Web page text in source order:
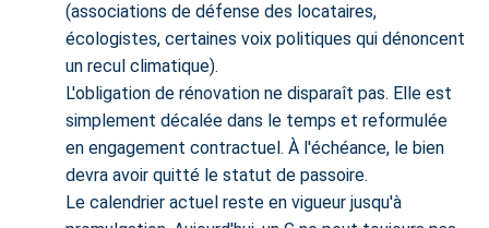
(associations de défense des locataires,
écologistes, certaines voix politiques qui dénoncent
un recul climatique).
L'obligation de rénovation ne disparaît pas. Elle est
simplement décalée dans le temps et reformulée
en engagement contractuel. À l'échéance, le bien
devra avoir quitté le statut de passoire.
Le calendrier actuel reste en vigueur jusqu'à